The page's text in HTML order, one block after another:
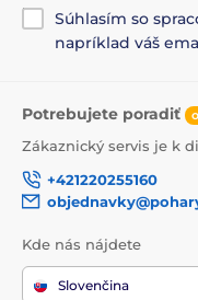
Súhlasím so
napríklad váš
Potrebujete poradiť
Zákaznický servis je k
+421220255160
Kde nás nájdete
Slovenčina